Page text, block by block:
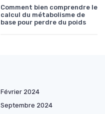
Comment bien comprendre le
calcul du métabolisme de
base pour perdre du poids
Février 2024
Septembre 2024